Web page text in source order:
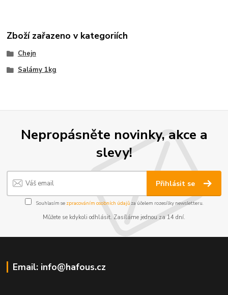
Zboží zařazeno v kategoriích
Chejn
Salámy 1kg
Nepropásněte novinky, akce a
slevy!
Přihlásit se
Souhlasím se zpracováním osobních údajůza účelem rozesílky newsletteru.
Můžete se kdykoli odhlásit. Zasíláme jednou za 14 dní.
Email: info@hafous.cz